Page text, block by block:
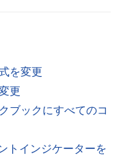
を変更
更
ブックにすべてのコ
トインジケーターを